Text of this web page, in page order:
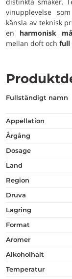
vinupplevelse
känsla av teknisk
en harmonisk
mellan doft och full
fullständigt namn
appellation
årgång
dosage
land
region
druva
lagring
format
aromer
alkoholhalt
temperatur